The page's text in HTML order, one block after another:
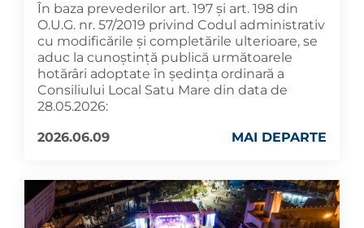
În baza prevederilor art. 197 și art. 198 din
O.U.G. nr. 57/2019 privind Codul administrativ
cu modificările și completările ulterioare, se
aduc la cunoştinţă publică următoarele
hotărâri adoptate în şedința ordinară a
Consiliului Local Satu Mare din data de
28.05.2026:
2026.06.09
MAI DEPARTE